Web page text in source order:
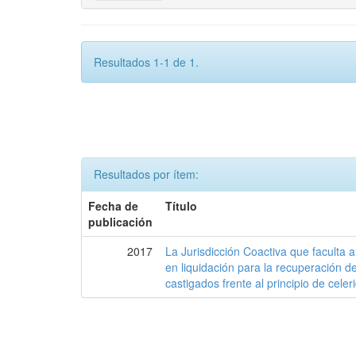
Resultados 1-1 de 1.
Resultados por ítem:
Fecha de
publicación
Título
2017
La Jurisdicción Coactiva que faculta
en liquidación para la recuperación
castigados frente al principio de